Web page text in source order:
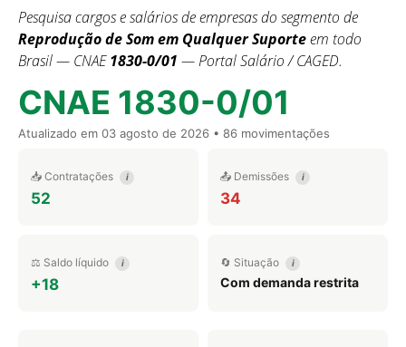
Pesquisa cargos e salários de empresas do segmento de
Reprodução de Som em Qualquer Suporteem todo
Brasil — CNAE1830-0/01 — Portal Salário / CAGED.
CNAE 1830-0/01
Atualizado em 03 agosto de 2026 • 86 movimentações
📥 Contratações i
52
📤 Demissões i
34
⚖️ Saldo líquido i
+18
🔄 Situação i
Com demanda restrita